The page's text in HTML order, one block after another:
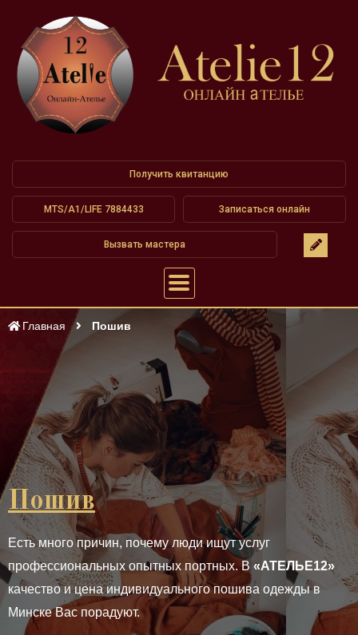
Получить квитанцию
MTS/A1/LIFE 7884433 Записаться онлайн
Вызвать мастера
Главная Пошив
Пошив
Есть много причин, почему люди ищут услуг
профессиональных опытных портных. В «АТЕЛЬЕ12»
качество и цена индивидуального пошива одежды в
Минске Вас порадуют.